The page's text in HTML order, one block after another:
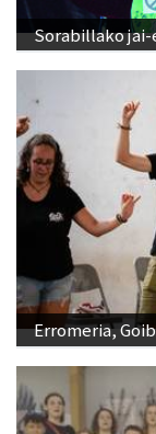
Sorabillako
Erromeria,